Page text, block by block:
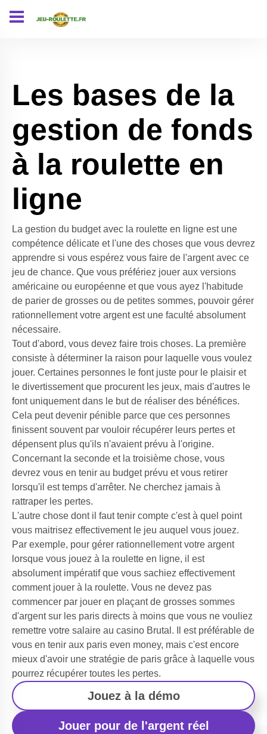
Les bases de la
gestion de fonds
à la roulette en
ligne
La gestion du budget avec la roulette en ligne est une
compétence délicate et l'une des choses que vous devrez
apprendre si vous espérez vous faire de l'argent avec ce
jeu de chance. Que vous préfériez jouer aux versions
américaine ou européenne et que vous ayez l'habitude
de parier de grosses ou de petites sommes, pouvoir gérer
rationnellement votre argent est une faculté absolument
nécessaire.
Tout d'abord, vous devez faire trois choses. La première
consiste à déterminer la raison pour laquelle vous voulez
jouer. Certaines personnes le font juste pour le plaisir et
le divertissement que procurent les jeux, mais d'autres le
font uniquement dans le but de réaliser des bénéfices.
Cela peut devenir pénible parce que ces personnes
finissent souvent par vouloir récupérer leurs pertes et
dépensent plus qu'ils n'avaient prévu à l'origine.
Concernant la seconde et la troisième chose, vous
devrez vous en tenir au budget prévu et vous retirer
lorsqu'il est temps d'arrêter. Ne cherchez jamais à
rattraper les pertes.
L'autre chose dont il faut tenir compte c'est à quel point
vous maitrisez effectivement le jeu auquel vous jouez.
Par exemple, pour gérer rationnellement votre argent
lorsque vous jouez à la roulette en ligne, il est
absolument impératif que vous sachiez effectivement
comment jouer à la roulette. Vous ne devez pas
commencer par jouer en plaçant de grosses sommes
d'argent sur les paris directs à moins que vous ne vouliez
remettre votre salaire au casino Brutal. Il est préférable de
vous en tenir aux paris even money, mais c'est encore
mieux d'avoir une stratégie de paris grâce à laquelle vous
pourrez récupérer toutes les pertes.
Jouez à la démo
Jouer pour de l'argent réel